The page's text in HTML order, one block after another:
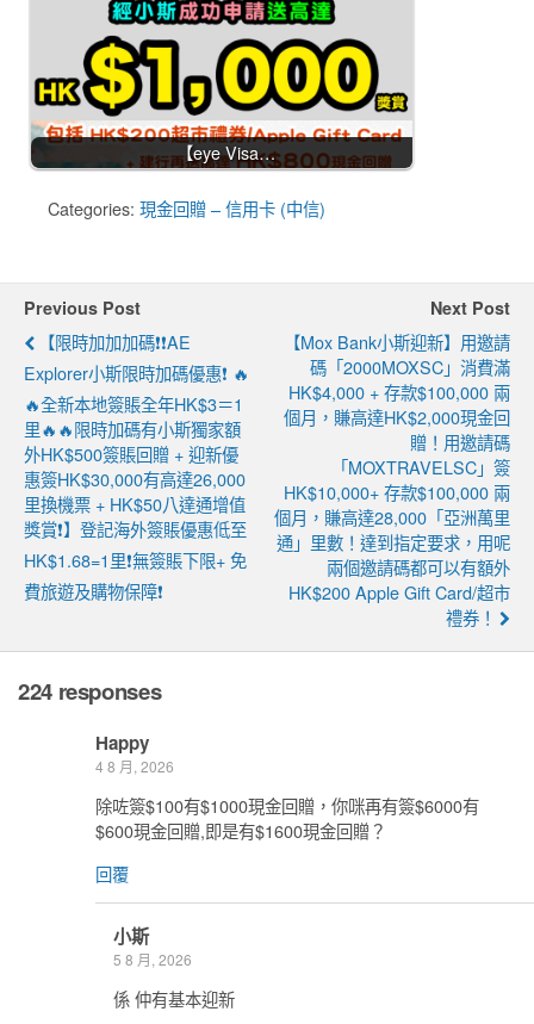
【eye Visa…
Categories: 現金回贈 – 信用卡 (中信)
Previous Post
【限時加加加碼❗❗AE
Explorer小斯限時加碼優惠❗ 🔥
🔥全新本地簽賬全年HK$3＝1
里🔥🔥限時加碼有小斯獨家額
外HK$500簽賬回贈 + 迎新優
惠簽HK$30,000有高達26,000
里換機票 + HK$50八達通增值
獎賞❗】登記海外簽賬優惠低至
HK$1.68=1里❗無簽賬下限+ 免
費旅遊及購物保障❗
Next Post
【Mox Bank小斯迎新】用邀請
碼「2000MOXSC」消費滿
HK$4,000 + 存款$100,000 兩
個月，賺高達HK$2,000現金回
贈！用邀請碼
「MOXTRAVELSC」簽
HK$10,000+ 存款$100,000 兩
個月，賺高達28,000「亞洲萬里
通」里數！達到指定要求，用呢
兩個邀請碼都可以有額外
HK$200 Apple Gift Card/超市
禮券！
224 responses
Happy
4 8 月, 2026
除咗簽$100有$1000現金回贈，你咪再有簽$6000有
$600現金回贈,即是有$1600現金回贈？
回覆
小斯
5 8 月, 2026
係 仲有基本迎新